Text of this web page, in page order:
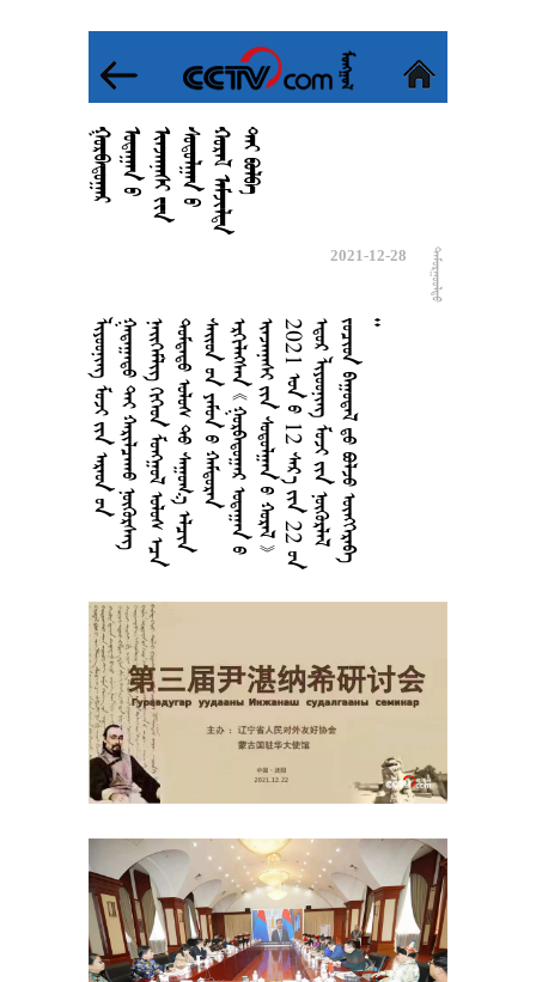

























































 
2021-12-28















































































































































































2
0
2
1



1
2







2
2























































 